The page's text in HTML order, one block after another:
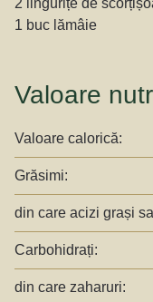
1 buc lămâie
Valoare
Valoare calorică:
Grăsimi:
din care acizi grași
Carbohidrați:
din care zaharuri: